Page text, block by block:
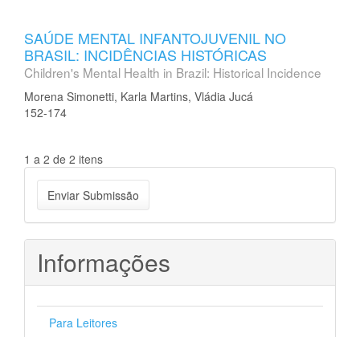
SAÚDE MENTAL INFANTOJUVENIL NO
BRASIL: INCIDÊNCIAS HISTÓRICAS
Children's Mental Health in Brazil: Historical Incidence
Morena Simonetti, Karla Martins, Vládia Jucá
152-174
1 a 2 de 2 itens
Enviar
Submissão
Enviar Submissão
Informações
Para Leitores